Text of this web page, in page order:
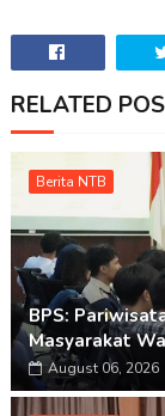
RELATED
Berita NTB
BPS:
Masyarakat
August 06, 2026